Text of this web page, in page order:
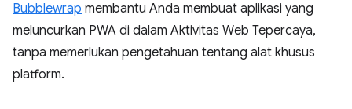
Bubblewrap membantu Anda membuat aplikasi yang
meluncurkan PWA di dalam Aktivitas Web Tepercaya,
tanpa memerlukan pengetahuan tentang alat khusus
platform.